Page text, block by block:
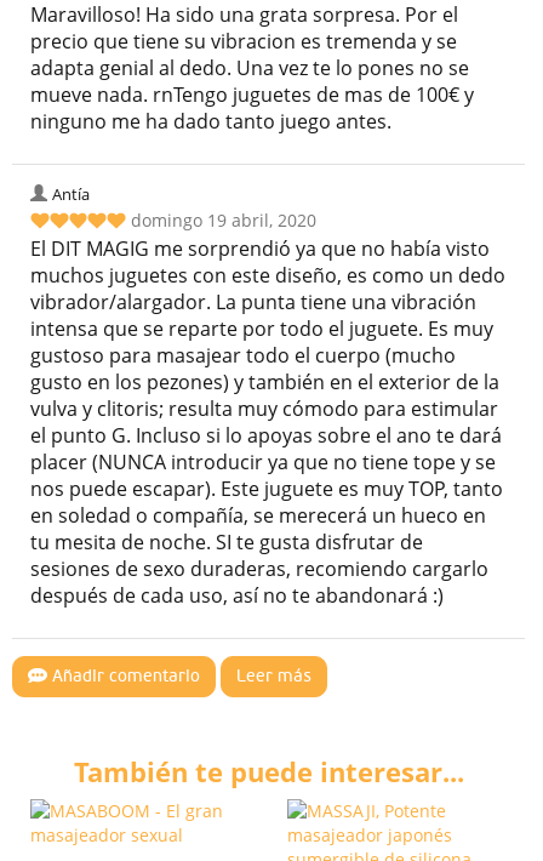
Maravilloso! Ha sido una grata sorpresa. Por el
precio que tiene su vibracion es tremenda y se
adapta genial al dedo. Una vez te lo pones no se
mueve nada. rnTengo juguetes de mas de 100€ y
ninguno me ha dado tanto juego antes.
Antía
domingo 19 abril, 2020
El DIT MAGIG me sorprendió ya que no había visto
muchos juguetes con este diseño, es como un dedo
vibrador/alargador. La punta tiene una vibración
intensa que se reparte por todo el juguete. Es muy
gustoso para masajear todo el cuerpo (mucho
gusto en los pezones) y también en el exterior de la
vulva y clitoris; resulta muy cómodo para estimular
el punto G. Incluso si lo apoyas sobre el ano te dará
placer (NUNCA introducir ya que no tiene tope y se
nos puede escapar). Este juguete es muy TOP, tanto
en soledad o compañía, se merecerá un hueco en
tu mesita de noche. SI te gusta disfrutar de
sesiones de sexo duraderas, recomiendo cargarlo
después de cada uso, así no te abandonará :)
Añadir comentario Leer más
También te puede interesar...